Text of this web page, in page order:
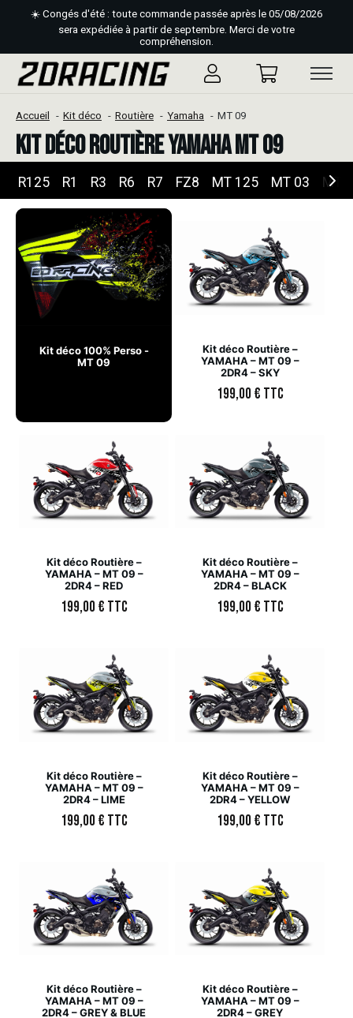
☀️ Congés d'été : toute commande passée après le 05/08/2026
sera expédiée à partir de septembre. Merci de votre
compréhension.
Accueil Kit déco Routière Yamaha MT 09
Kit déco Routière Yamaha MT 09
R125 R1 R3 R6 R7 FZ8 MT 125 MT 03 MT
Kit déco 100% Perso -
MT 09
Kit déco Routière –
YAMAHA – MT 09 –
2DR4 – SKY
199,00€ TTC
Kit déco Routière –
YAMAHA – MT 09 –
2DR4 – RED
199,00€ TTC
Kit déco Routière –
YAMAHA – MT 09 –
2DR4 – BLACK
199,00€ TTC
Kit déco Routière –
YAMAHA – MT 09 –
2DR4 – LIME
199,00€ TTC
Kit déco Routière –
YAMAHA – MT 09 –
2DR4 – YELLOW
199,00€ TTC
Kit déco Routière –
YAMAHA – MT 09 –
2DR4 – GREY & BLUE
Kit déco Routière –
YAMAHA – MT 09 –
2DR4 – GREY